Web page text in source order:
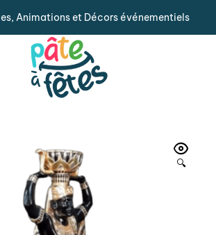
Animations et Décors événementiels
🔍